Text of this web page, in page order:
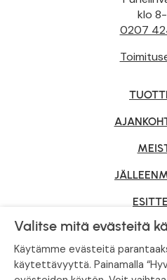
klo
0207
Valitse mitä evästeitä
Käytämme evästeitä
käytettävyyttä. Painamalla